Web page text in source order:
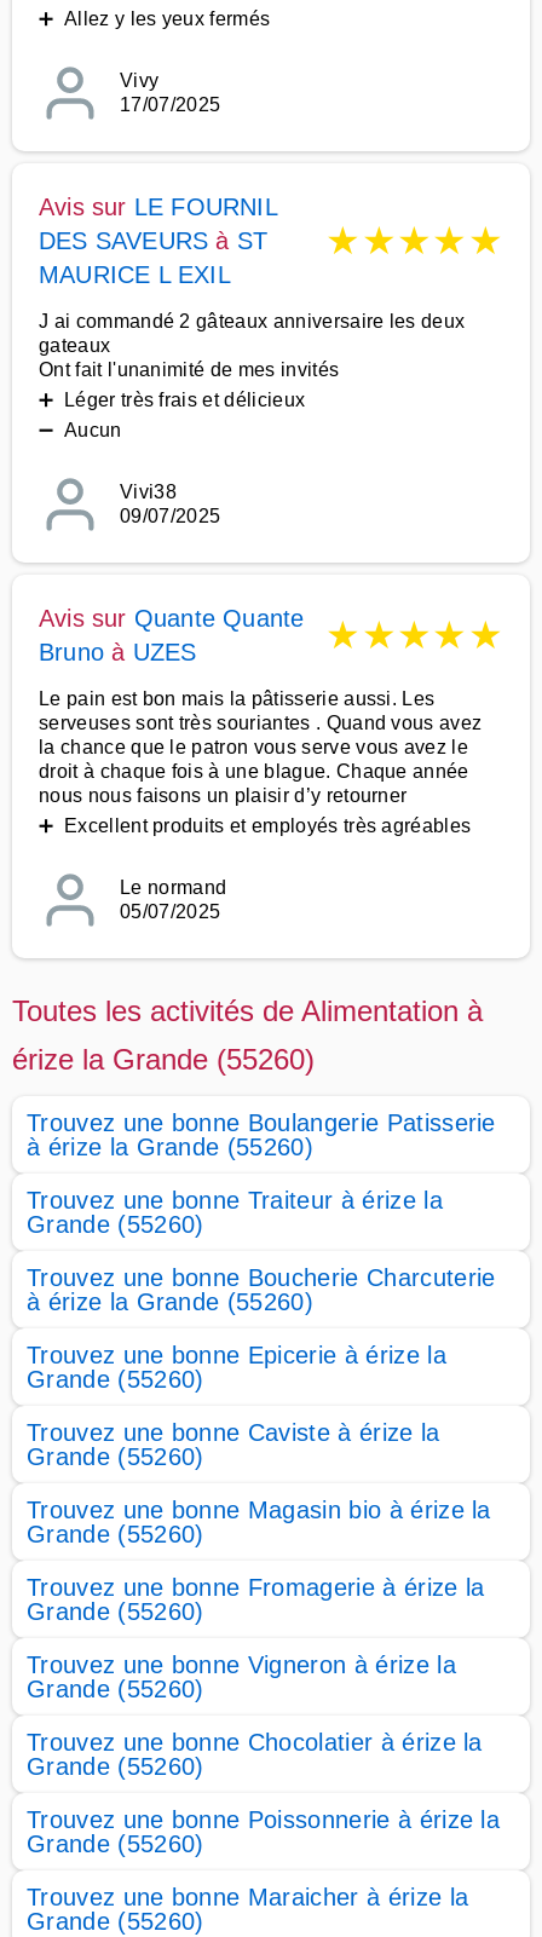
➕ Allez y les yeux fermés
Vivy
17/07/2025
Avis sur LE FOURNIL
DES SAVEURS à ST
MAURICE L EXIL
★★★★★
J ai commandé 2 gâteaux anniversaire les deux
gateaux
Ont fait l'unanimité de mes invités
➕ Léger très frais et délicieux
➖ Aucun
Vivi38
09/07/2025
Avis sur Quante Quante
Bruno à UZES ★★★★★
Le pain est bon mais la pâtisserie aussi. Les
serveuses sont très souriantes . Quand vous avez
la chance que le patron vous serve vous avez le
droit à chaque fois à une blague. Chaque année
nous nous faisons un plaisir d’y retourner
➕ Excellent produits et employés très agréables
Le normand
05/07/2025
Toutes les activités de Alimentation à
érize la Grande (55260)
Trouvez une bonne Boulangerie Patisserie
à érize la Grande (55260)
Trouvez une bonne Traiteur à érize la
Grande (55260)
Trouvez une bonne Boucherie Charcuterie
à érize la Grande (55260)
Trouvez une bonne Epicerie à érize la
Grande (55260)
Trouvez une bonne Caviste à érize la
Grande (55260)
Trouvez une bonne Magasin bio à érize la
Grande (55260)
Trouvez une bonne Fromagerie à érize la
Grande (55260)
Trouvez une bonne Vigneron à érize la
Grande (55260)
Trouvez une bonne Chocolatier à érize la
Grande (55260)
Trouvez une bonne Poissonnerie à érize la
Grande (55260)
Trouvez une bonne Maraicher à érize la
Grande (55260)